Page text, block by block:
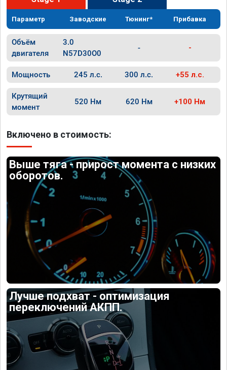
Параметр Заводские Тюнинг* Прибавка
Объём
двигателя
3.0
N57D30O0
- -
Мощность 245 л.с. 300 л.с. +55 л.с.
Крутящий
момент
520 Нм 620 Нм +100 Нм
Включено в стоимость:
Выше тяга - прирост момента с низких
оборотов.
Лучше подхват - оптимизация
переключений АКПП.